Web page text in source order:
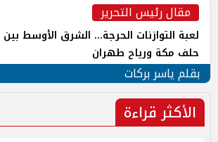
مقال رئيس التحرير
لعبة التوازنات الحرجة... الشرق الأوسط بين
حلف مكة ورياح طهران
بقلم ياسر بركات
الأكثر قراءة